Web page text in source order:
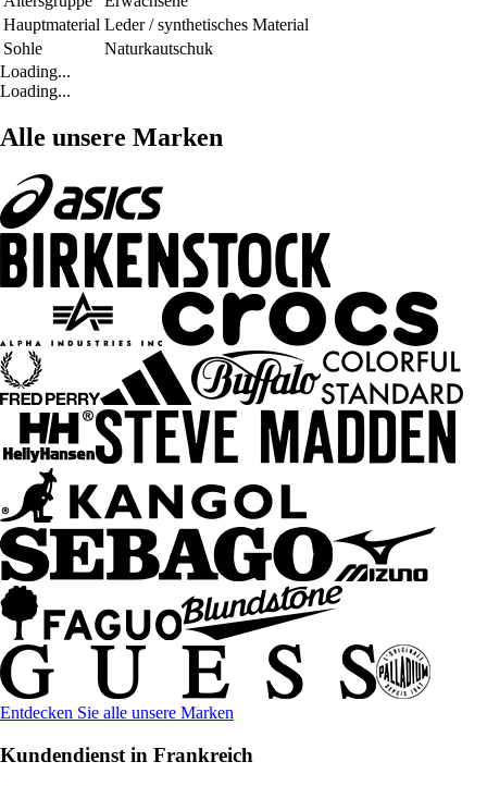
Hauptmaterial Leder / synthetisches Material
Sohle
Naturkautschuk
Loading...
Loading...
Alle unsere Marken
Entdecken Sie alle unsere Marken
Kundendienst in Frankreich